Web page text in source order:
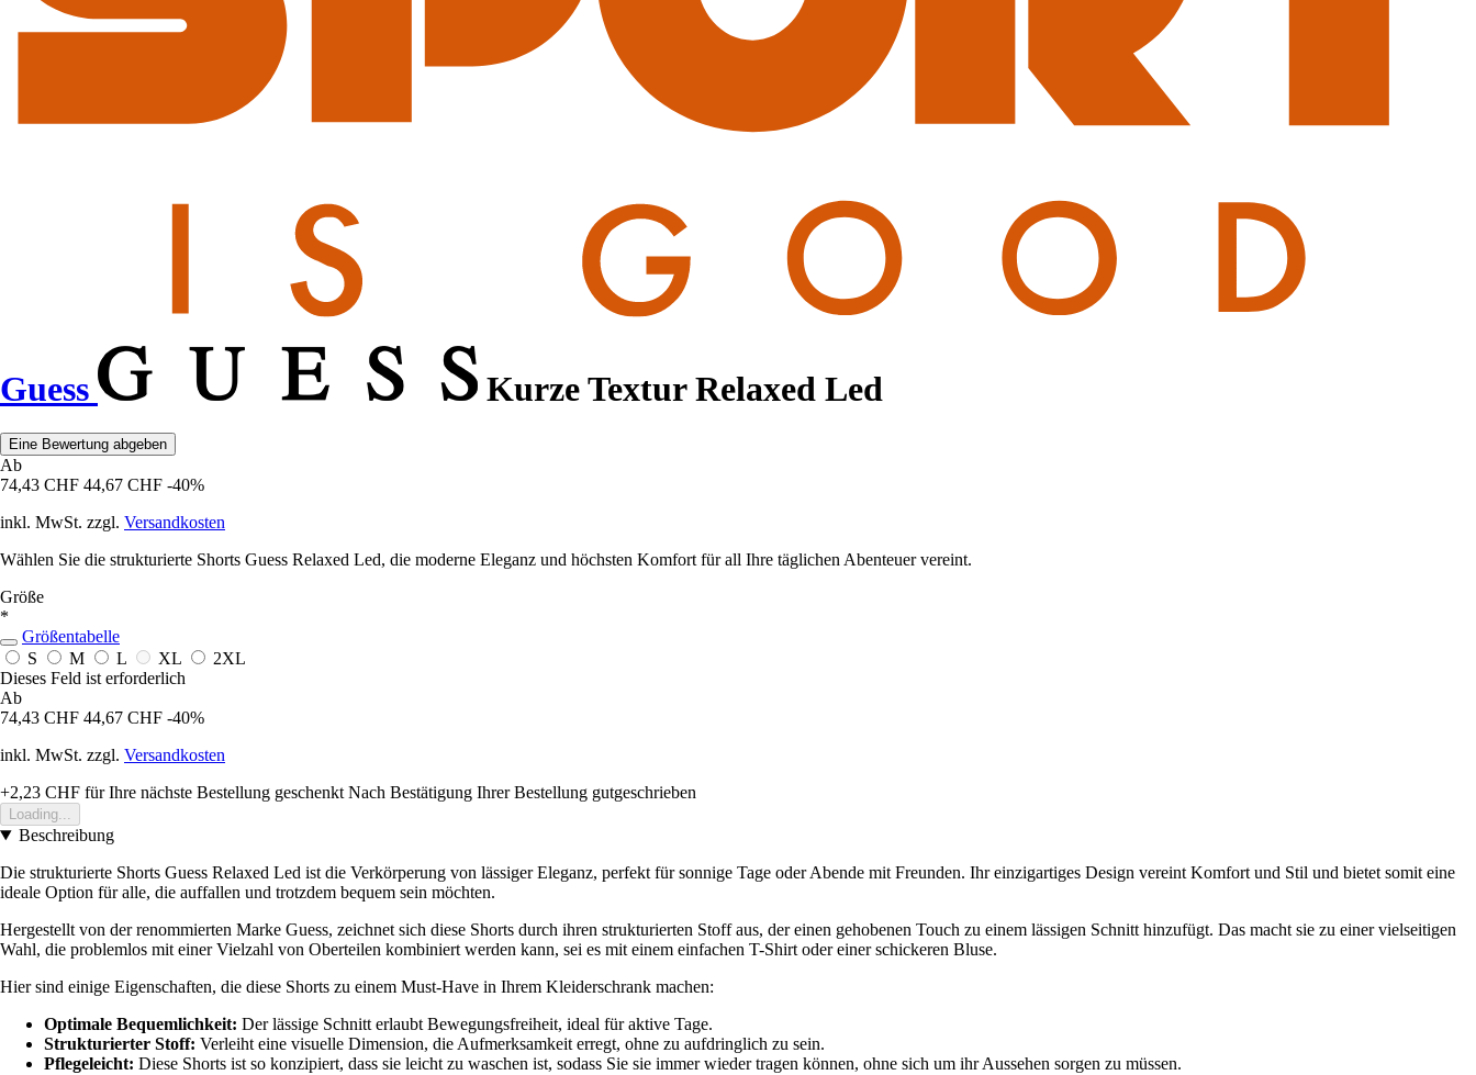
Guess Kurze Textur Relaxed Led
Eine Bewertung abgeben
Ab
74,43 CHF 44,67 CHF -40%
inkl. MwSt. zzgl. Versandkosten
Wählen Sie die strukturierte Shorts Guess Relaxed Led, die moderne Eleganz und höchsten Komfort für all Ihre täglichen Abenteuer vereint.
Größe
*
Größentabelle
S
M L XL
2XL
Dieses Feld ist erforderlich
Ab
74,43 CHF 44,67 CHF -40%
inkl. MwSt. zzgl. Versandkosten
+2,23 CHF für Ihre nächste Bestellung geschenkt Nach Bestätigung Ihrer Bestellung gutgeschrieben
Loading...
Beschreibung
Die strukturierte Shorts Guess Relaxed Led ist die Verkörperung von lässiger Eleganz, perfekt für sonnige Tage oder Abende mit Freunden. Ihr einzigartiges Design vereint Komfort und Stil und bietet somit eine
ideale Option für alle, die auffallen und trotzdem bequem sein möchten.
Hergestellt von der renommierten Marke Guess, zeichnet sich diese Shorts durch ihren strukturierten Stoff aus, der einen gehobenen Touch zu einem lässigen Schnitt hinzufügt. Das macht sie zu einer vielseitigen
Wahl, die problemlos mit einer Vielzahl von Oberteilen kombiniert werden kann, sei es mit einem einfachen T-Shirt oder einer schickeren Bluse.
Hier sind einige Eigenschaften, die diese Shorts zu einem Must-Have in Ihrem Kleiderschrank machen:
Optimale Bequemlichkeit: Der lässige Schnitt erlaubt Bewegungsfreiheit, ideal für aktive Tage.
Strukturierter Stoff: Verleiht eine visuelle Dimension, die Aufmerksamkeit erregt, ohne zu aufdringlich zu sein.
Pflegeleicht: Diese Shorts ist so konzipiert, dass sie leicht zu waschen ist, sodass Sie sie immer wieder tragen können, ohne sich um ihr Aussehen sorgen zu müssen.